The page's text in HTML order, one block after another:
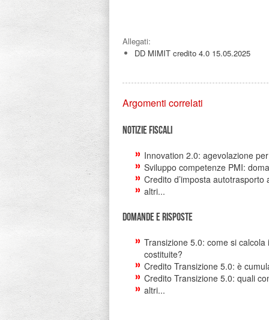
Allegati:
DD MIMIT credito 4.0 15.05.2025
Argomenti correlati
Notizie Fiscali
Innovation 2.0: agevolazione
Sviluppo competenze PMI:
Credito d’imposta
altri...
Domande e risposte
Transizione 5.0: come si
costituite?
Credito Transizione 5.0: è
Credito Transizione 5.0: quali
altri...